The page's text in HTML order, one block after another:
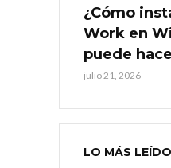
¿Cómo
Work en
puede
julio 21, 2026
LO MÁS